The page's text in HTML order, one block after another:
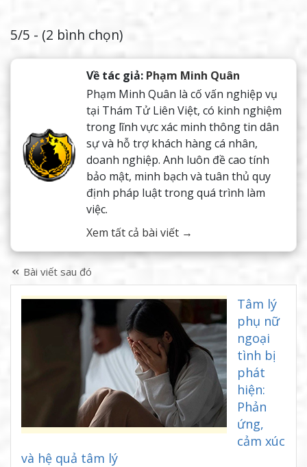
5/5 - (2 bình chọn)
Về tác giả: Phạm Minh Quân
Phạm Minh Quân là cố vấn nghiệp vụ
tại Thám Tử Liên Việt, có kinh nghiệm
trong lĩnh vực xác minh thông tin dân
sự và hỗ trợ khách hàng cá nhân,
doanh nghiệp. Anh luôn đề cao tính
bảo mật, minh bạch và tuân thủ quy
định pháp luật trong quá trình làm
việc.
Xem tất cả bài viết →
Bài viết sau đó
Tâm lý
phụ nữ
ngoại
tình bị
phát
hiện:
Phản
ứng,
cảm xúc
và hệ quả tâm lý